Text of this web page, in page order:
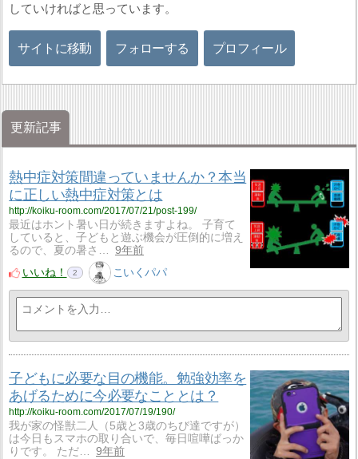
していければと思っています。
サイトに移動 フォローする プロフィール
更新記事
熱中症対策間違っていませんか？本当
に正しい熱中症対策とは
http://koiku-room.com/2017/07/21/post-199/
最近はホント暑い日が続きますよね。 子育て
していると、子どもと遊ぶ機会が圧倒的に増え
るので、夏の暑さ…
9年前
いいね！
2 こいくパパ
子どもに必要な目の機能。勉強効率を
あげるために今必要なこととは？
http://koiku-room.com/2017/07/19/190/
我が家の怪獣二人（5歳と3歳のちび達ですが）
は今日もスマホの取り合いで、毎日喧嘩ばっか
りです。 ただ…
9年前